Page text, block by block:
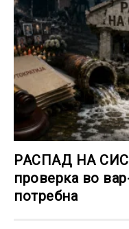
РАСПАД НА
проверка во
потребна